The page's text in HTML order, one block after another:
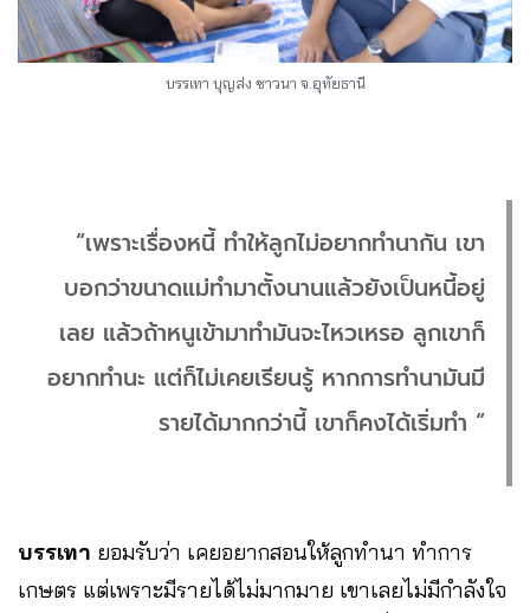
บรรเทา บุญส่ง ชาวนา จ.อุทัยธานี
“เพราะเรื่องหนี้ ทำให้ลูกไม่อยากทำนากัน เขา
บอกว่าขนาดแม่ทำมาตั้งนานแล้วยังเป็นหนี้อยู่
เลย แล้วถ้าหนูเข้ามาทำมันจะไหวเหรอ ลูกเขาก็
อยากทำนะ แต่ก็ไม่เคยเรียนรู้ หากการทำนามันมี
รายได้มากกว่านี้ เขาก็คงได้เริ่มทำ “
บรรเทา ยอมรับว่า เคยอยากสอนให้ลูกทำนา ทำการ
เกษตร แต่เพราะมีรายได้ไม่มากมาย เขาเลยไม่มีกำลังใจ